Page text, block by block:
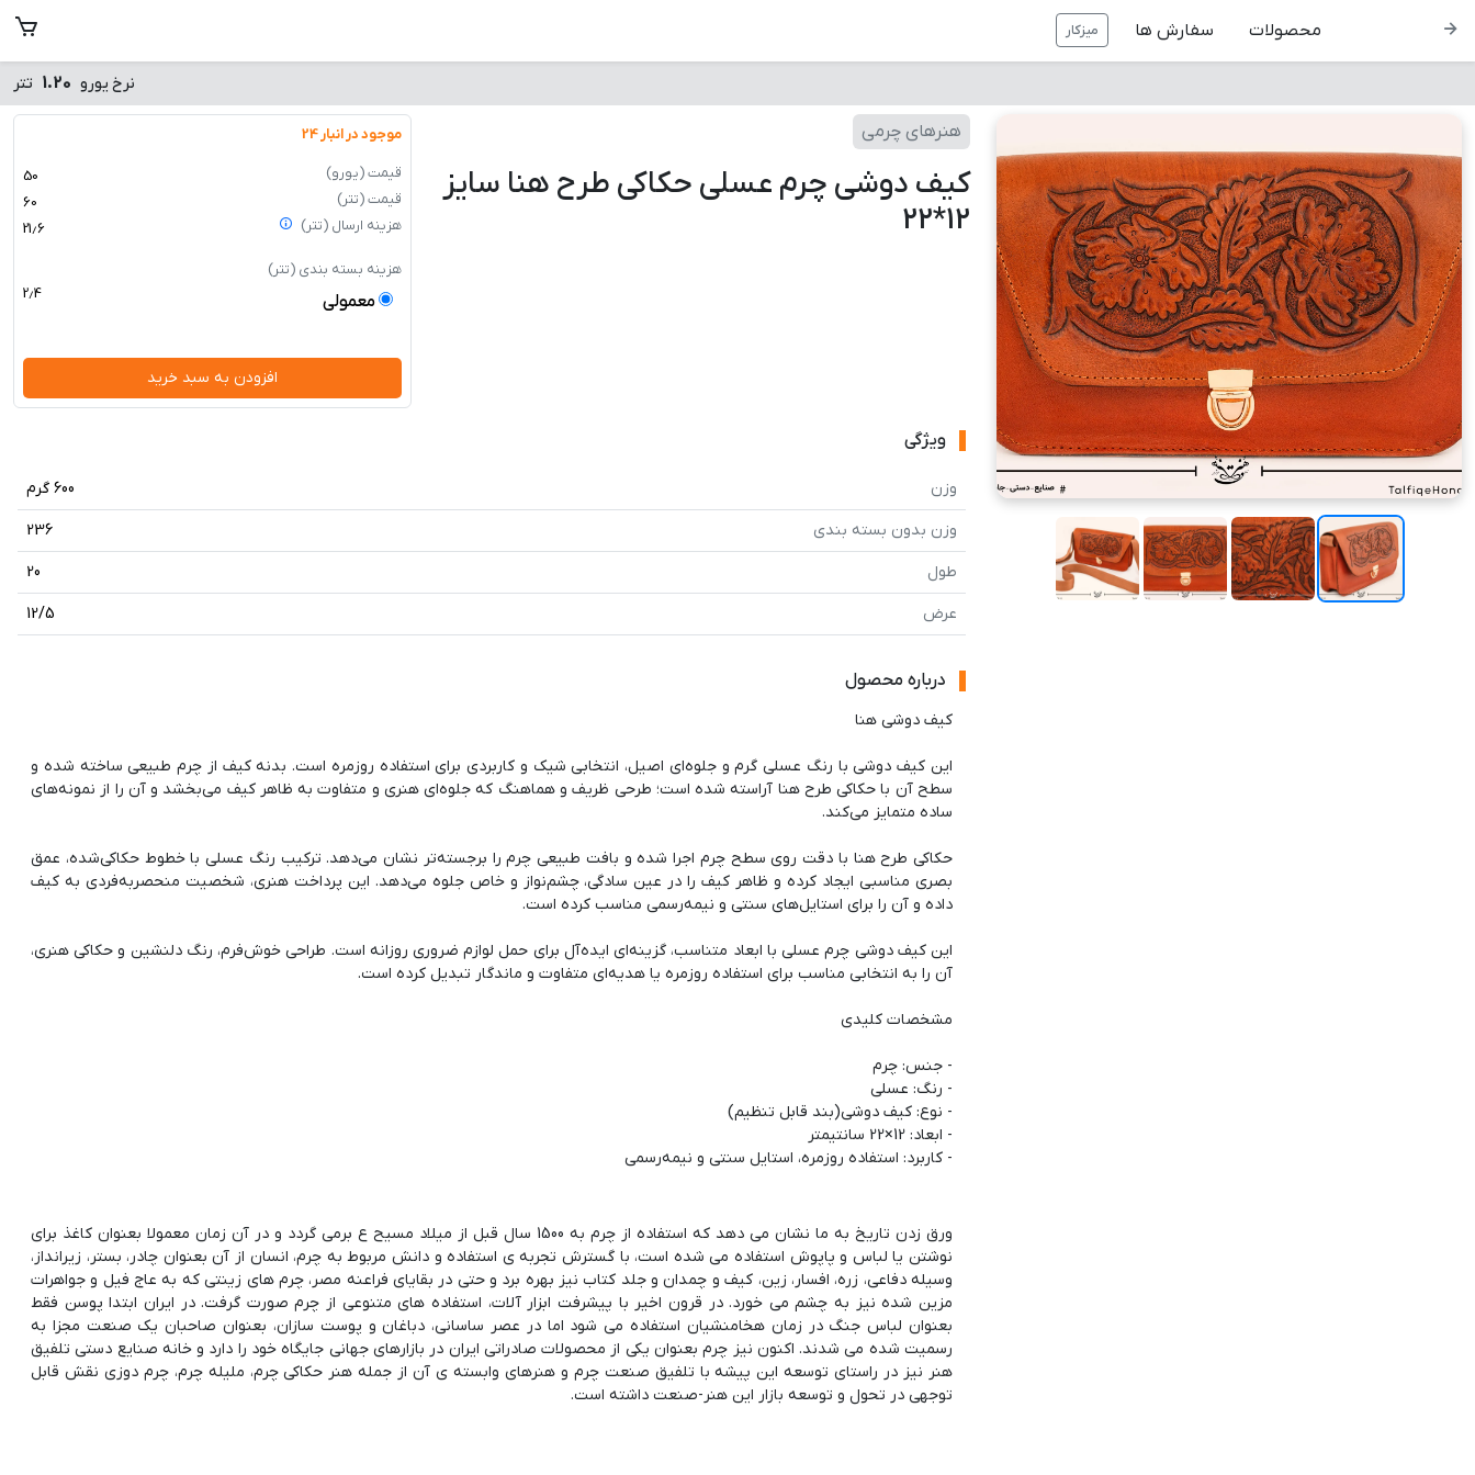
محصولات سفارش ها میزکار
نرخ یورو 1.20 تتر
هنرهای چرمی
کیف دوشی چرم عسلی حکاکی طرح هنا سایز
12*22
موجود در انبار 24
قیمت(یورو)
50
قیمت(تتر)
60
هزینه ارسال (تتر) 21٫6
هزینه بسته بندی (تتر)
معمولی 2٫4
ویژگی
وزن
600 گرم
وزن بدون بسته بندی
236
طول
20
عرض
12/5
درباره محصول
این کیف دوشی با رنگ عسلی گرم و جلوه‌ای اصیل، انتخابی شیک و کاربردی برای استفاده روزمره است. بدنه کیف از چرم طبیعی ساخته شده و
سطح آن با حکاکی طرح هنا آراسته شده است؛ طرحی ظریف و هماهنگ که جلوه‌ای هنری و متفاوت به ظاهر کیف می‌بخشد و آن را از نمونه‌های
حکاکی طرح هنا با دقت روی سطح چرم اجرا شده و بافت طبیعی چرم را برجسته‌تر نشان می‌دهد. ترکیب رنگ عسلی با خطوط حکاکی‌شده، عمق
بصری مناسبی ایجاد کرده و ظاهر کیف را در عین سادگی، چشم‌نواز و خاص جلوه می‌دهد. این پرداخت هنری، شخصیت منحصربه‌فردی به کیف
این کیف دوشی چرم عسلی با ابعاد متناسب، گزینه‌ای ایده‌آل برای حمل لوازم ضروری روزانه است. طراحی خوش‌فرم، رنگ دلنشین و حکاکی هنری،
- کاربرد: استفاده روزمره، استایل سنتی و نیمه‌رسمی
ورق زدن تاریخ به ما نشان می دهد که استفاده از چرم به 1500 سال قبل از میلاد مسیح ع برمی گردد و در آن زمان معمولا بعنوان کاغذ برای
نوشتن یا لباس و پاپوش استفاده می شده است، با گسترش تجربه ی استفاده و دانش مربوط به چرم، انسان از آن بعنوان چادر، بستر، زیرانداز،
وسیله دفاعی، زره، افسار، زین، کیف و چمدان و جلد کتاب نیز بهره برد و حتی در بقایای فراعنه مصر، چرم های زینتی که به عاج فیل و جواهرات
مزین شده نیز به چشم می خورد. در قرون اخیر با پیشرفت ابزار آلات، استفاده های متنوعی از چرم صورت گرفت. در ایران ابتدا پوسن فقط
بعنوان لباس جنگ در زمان هخامنشیان استفاده می شود اما در عصر ساسانی، دباغان و پوست سازان، بعنوان صاحبان یک صنعت مجزا به
رسمیت شده می شدند. اکنون نیز چرم بعنوان یکی از محصولات صادراتی ایران در بازارهای جهانی جایگاه خود را دارد و خانه صنایع دستی تلفیق
هنر نیز در راستای توسعه این پیشه با تلفیق صنعت چرم و هنرهای وابسته ی آن از جمله هنر حکاکی چرم، ملیله چرم، چرم دوزی نقش قابل
توجهی در تحول و توسعه بازار این هنر-صنعت داشته است.